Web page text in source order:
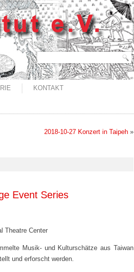
KONTAKT
2018-10-27 Konzert in Taipeh »
Event Series
Theatre Center
Musik- und Kulturschätze aus Taiwan
und erforscht werden.